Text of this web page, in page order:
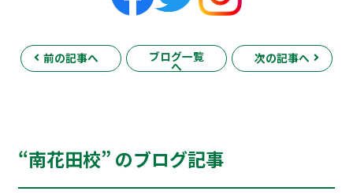
前の記事へ ブログ一覧
へ
次の記事へ
“南花田校” のブログ記事